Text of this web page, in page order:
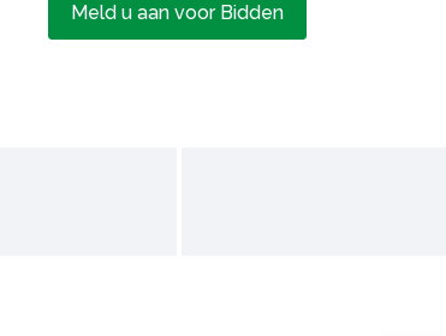
Meld u aan voor Bidden